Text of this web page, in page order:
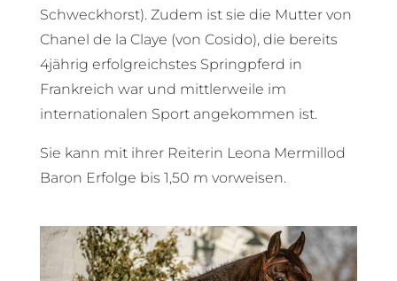
Schweckhorst). Zudem ist sie die Mutter von
Chanel de la Claye (von Cosido), die bereits
4jährig erfolgreichstes Springpferd in
Frankreich war und mittlerweile im
internationalen Sport angekommen ist.
Sie kann mit ihrer Reiterin Leona Mermillod
Baron Erfolge bis 1,50 m vorweisen.